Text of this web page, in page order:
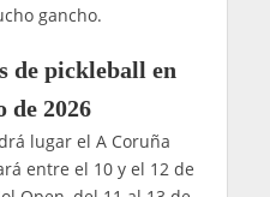
gancho.
de pickleball en
de 2026
lugar el A Coruña
entre el 10 y el 12 de